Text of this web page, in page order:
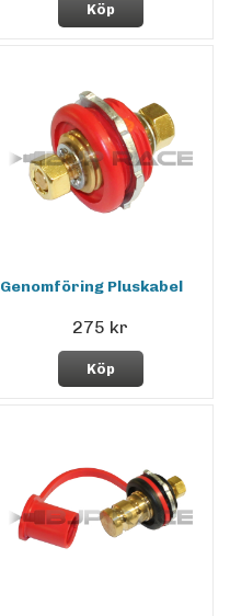
Köp
Genomföring Pluskabel
275 kr
Köp